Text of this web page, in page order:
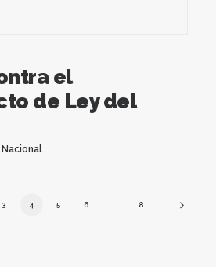
el
de Ley del
Nacional
3 4 5 6 8